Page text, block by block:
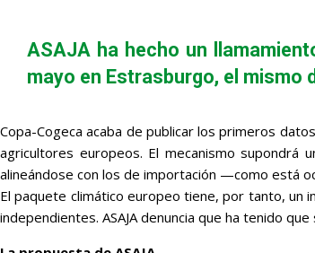
ASAJA ha hecho un
mayo en Estrasburgo, el mismo
Copa-Cogeca acaba de publicar los primeros
agricultores europeos. El mecanismo supondrá
alineándose con los de importación —como está
El paquete climático europeo tiene, por tanto, un
independientes. ASAJA denuncia que ha tenido